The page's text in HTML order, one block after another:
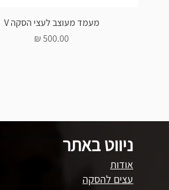
מעמד מעוצב לעצי הסקה V
מחיר
ניווט באתר
אודות
עצים להסקה